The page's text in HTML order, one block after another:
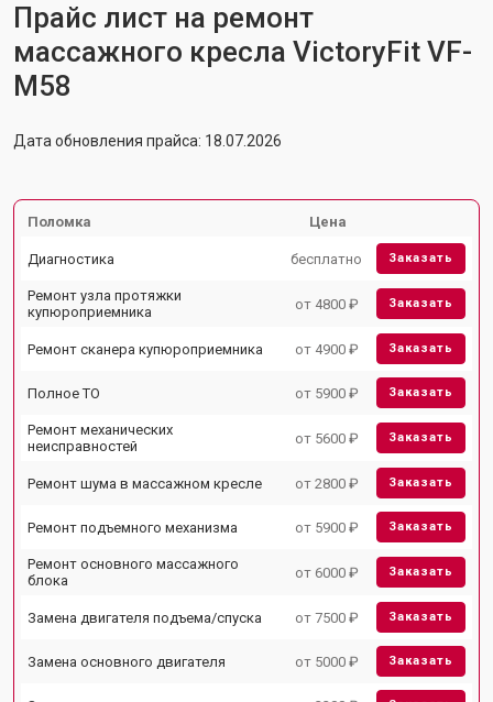
Прайс лист на ремонт
массажного кресла VictoryFit VF-
M58
Дата обновления прайса: 18.07.2026
Поломка Цена
Диагностика бесплатно Заказать
Ремонт узла протяжки
купюроприемника
от 4800 ₽ Заказать
Ремонт сканера купюроприемника от 4900 ₽ Заказать
Полное ТО от 5900 ₽ Заказать
Ремонт механических
неисправностей
от 5600 ₽ Заказать
Ремонт шума в массажном кресле от 2800 ₽ Заказать
Ремонт подъемного механизма от 5900 ₽ Заказать
Ремонт основного массажного
блока
от 6000 ₽ Заказать
Замена двигателя подъема/спуска от 7500 ₽ Заказать
Замена основного двигателя от 5000 ₽ Заказать